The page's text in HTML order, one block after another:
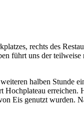
rechts des
führt uns der
halben Stunde
Eis genutzt wurden.